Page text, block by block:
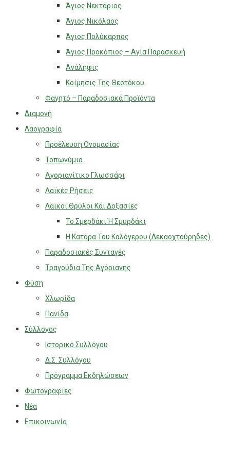
Άγιος Νεκτάριος
Άγιος Νικόλαος
Άγιος Πολύκαρπος
Άγιος Προκόπιος – Αγία Παρασκευή
Ανάληψις
Κοίμησις Της Θεοτόκου
Φαγητό – Παραδοσιακά Προϊόντα
Διαμονή
Λαογραφία
Προέλευση Ονομασίας
Τοπωνύμια
Αγοριανίτικο Γλωσσάρι
Λαϊκές Ρήσεις
Λαϊκοί Θρύλοι Και Δοξασίες
Το Σμερδάκι Ή Σμυρδάκι
Η Κατάρα Του Καλόγερου (Δεκαοχτούρηδες)
Παραδοσιακές Συνταγές
Τραγούδια Της Αγόριανης
Φύση
Χλωρίδα
Πανίδα
Σύλλογος
Ιστορικό Συλλόγου
Δ.Σ. Συλλόγου
Πρόγραμμα Εκδηλώσεων
Φωτογραφίες
Νέα
Επικοινωνία